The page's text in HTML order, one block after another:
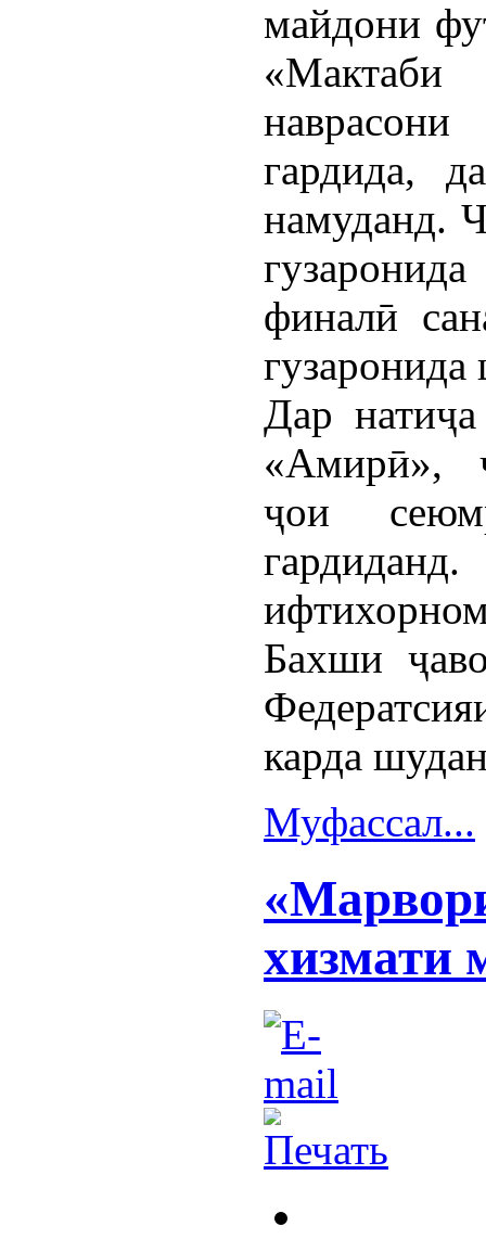
майдони
гардида,
намуданд.
финалӣ
Дар
«Амирӣ»,
ҷои
Бахши
карда
Муфассал...
хизмати